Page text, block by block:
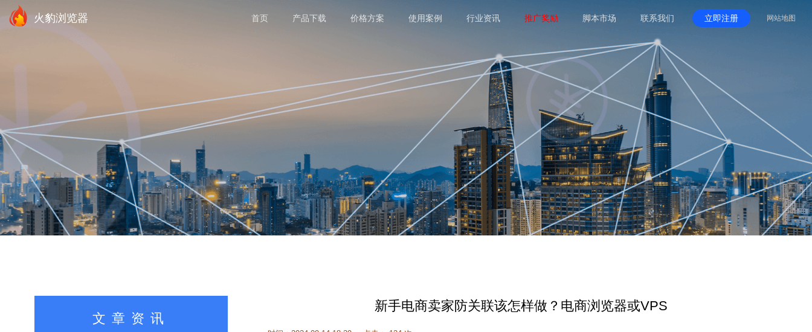
火豹浏览器 首页 产品下载 价格方案 使用案例 行业资讯 推广奖励 脚本市场 联系我们 立即注册 网站地图
文章资讯
新手电商卖家防关联该怎样做？电商浏览器或VPS